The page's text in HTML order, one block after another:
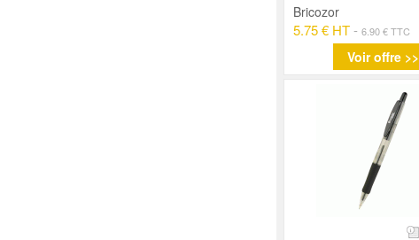
Bricozor
5.75 € HT - 6.90 € TTC
Voir offre >>